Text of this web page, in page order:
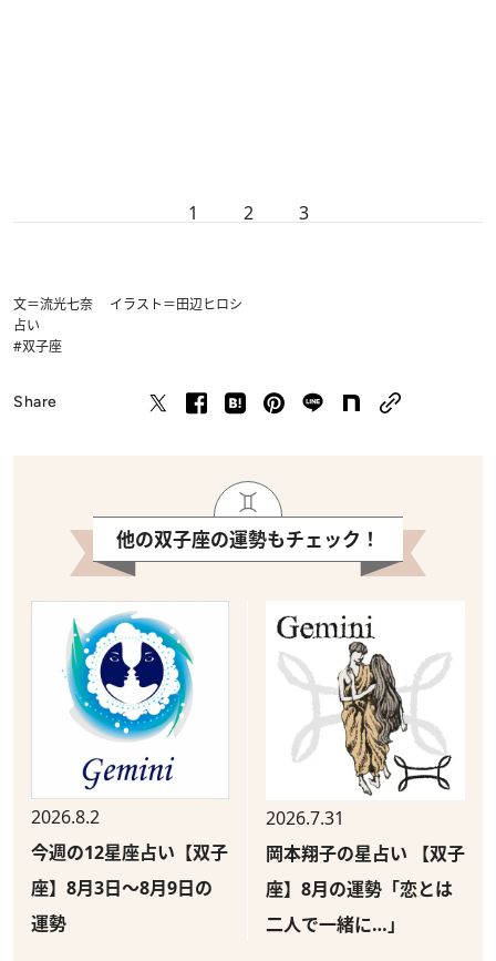
1 2 3
文＝流光七奈 イラスト＝田辺ヒロシ
占い
#双子座
Share
他の双子座の運勢もチェック！
2026.8.2
今週の12星座占い【双子
座】8月3日～8月9日の
運勢
2026.7.31
岡本翔子の星占い 【双子
座】8月の運勢「恋とは
二人で一緒に…」